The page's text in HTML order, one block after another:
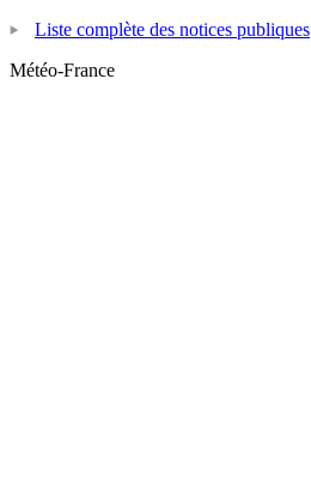
Liste complète des notices publiques
Météo-France